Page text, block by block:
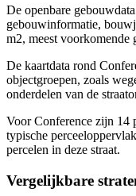
De openbare
gebouwinformatie,
m2, meest
De kaartdata rond
objectgroepen, zoals
onderdelen van de
Voor Conference zijn 14
typische
percelen in deze straat.
Vergelijkbare